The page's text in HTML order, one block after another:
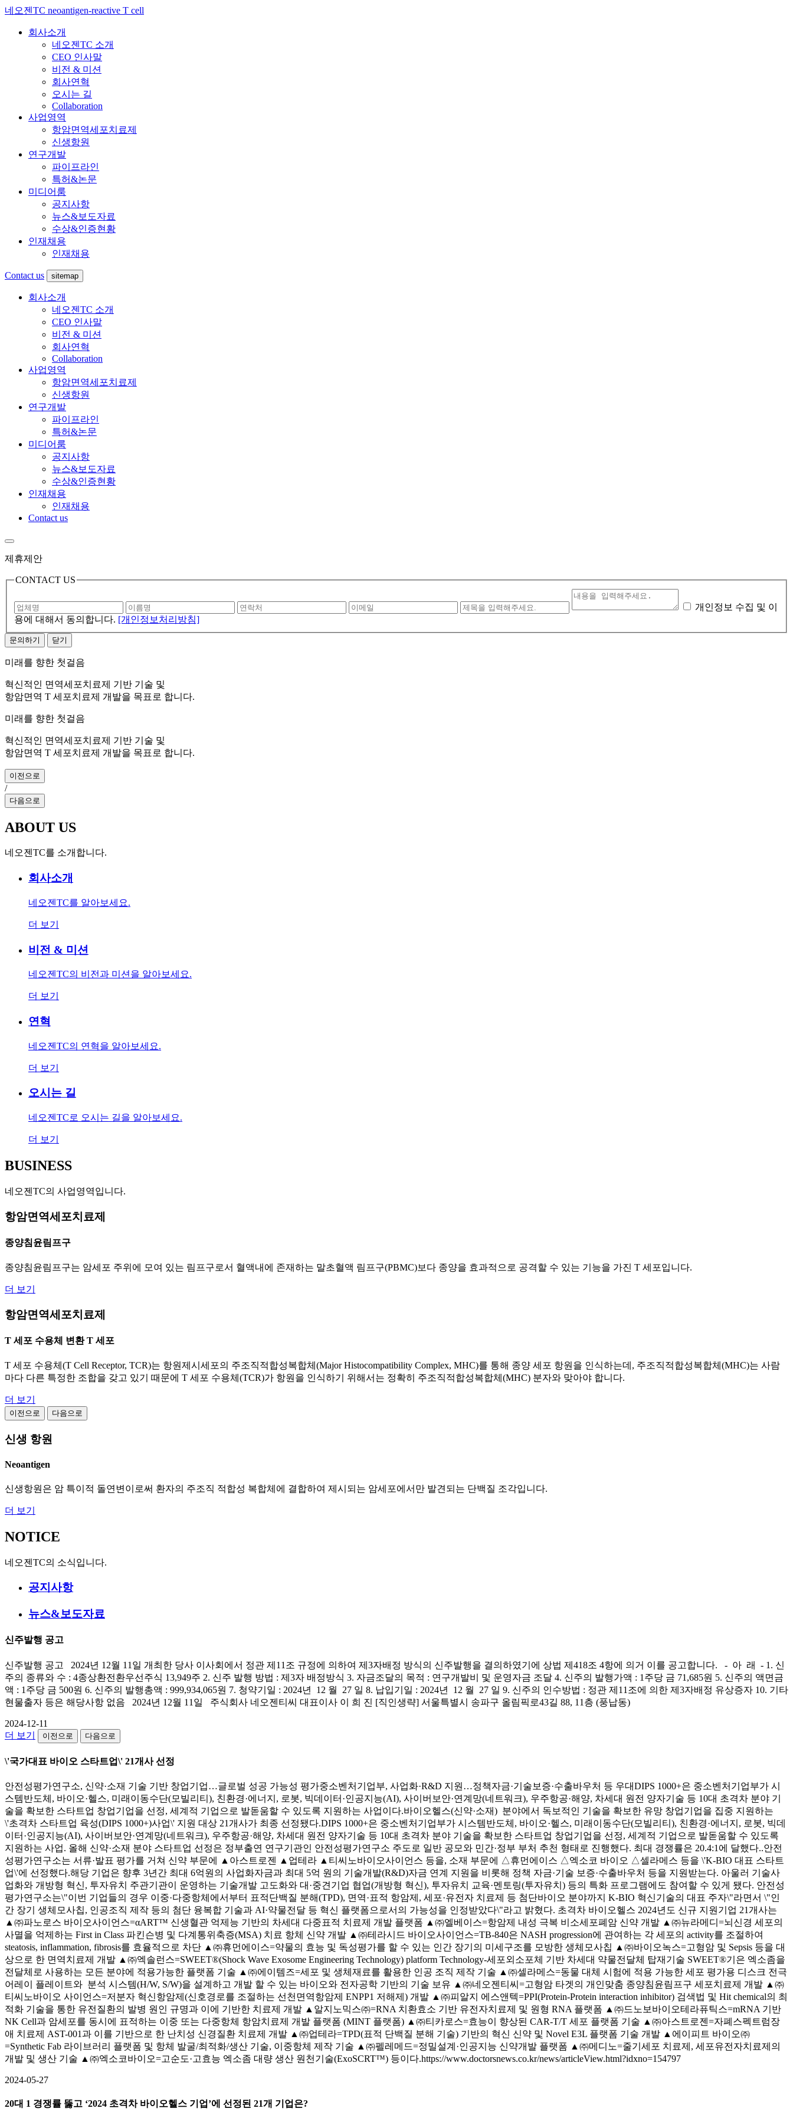
네오젠TC neoantigen-reactive T cell
회사소개
네오젠TC 소개
CEO 인사말
비전 & 미션
회사연혁
오시는 길
Collaboration
사업영역
항암면역세포치료제
신생항원
연구개발
파이프라인
특허&논문
미디어룸
공지사항
뉴스&보도자료
수상&인증현황
인재채용
인재채용
Contact us sitemap
회사소개
네오젠TC 소개
CEO 인사말
비전 & 미션
회사연혁
Collaboration
사업영역
항암면역세포치료제
신생항원
연구개발
파이프라인
특허&논문
미디어룸
공지사항
뉴스&보도자료
수상&인증현황
인재채용
인재채용
Contact us
제휴제안
CONTACT US
개인정보 수집 및 이
용에 대해서 동의합니다. [개인정보처리방침]
문의하기 닫기
미래를 향한 첫걸음
혁신적인 면역세포치료제 기반 기술 및
항암면역 T 세포치료제 개발을 목표로 합니다.
미래를 향한 첫걸음
혁신적인 면역세포치료제 기반 기술 및
항암면역 T 세포치료제 개발을 목표로 합니다.
이전으로
/
다음으로
ABOUT US
네오젠TC를 소개합니다.
회사소개
네오젠TC를 알아보세요.
더 보기
비전 & 미션
네오젠TC의 비전과 미션을 알아보세요.
더 보기
연혁
네오젠TC의 연혁을 알아보세요.
더 보기
오시는 길
네오젠TC로 오시는 길을 알아보세요.
더 보기
BUSINESS
네오젠TC의 사업영역입니다.
항암면역세포치료제
종양침윤림프구
종양침윤림프구는 암세포 주위에 모여 있는 림프구로서 혈액내에 존재하는 말초혈액 림프구(PBMC)보다 종양을 효과적으로 공격할 수 있는 기능을 가진 T 세포입니다.
더 보기
항암면역세포치료제
T 세포 수용체 변환 T 세포
T 세포 수용체(T Cell Receptor, TCR)는 항원제시세포의 주조직적합성복합체(Major Histocompatibility Complex, MHC)를 통해 종양 세포 항원을 인식하는데, 주조직적합성복합체(MHC)는 사람
마다 다른 특정한 조합을 갖고 있기 때문에 T 세포 수용체(TCR)가 항원을 인식하기 위해서는 정확히 주조직적합성복합체(MHC) 분자와 맞아야 합니다.
더 보기
이전으로 다음으로
신생 항원
Neoantigen
신생항원은 암 특이적 돌연변이로써 환자의 주조직 적합성 복합체에 결합하여 제시되는 암세포에서만 발견되는 단백질 조각입니다.
더 보기
NOTICE
네오젠TC의 소식입니다.
공지사항
뉴스&보도자료
신주발행 공고
신주발행 공고 2024년 12월 11일 개최한 당사 이사회에서 정관 제11조 규정에 의하여 제3자배정 방식의 신주발행을 결의하였기에 상법 제418조 4항에 의거 이를 공고합니다. - 아 래 - 1. 신
주의 종류와 수 : 4종상환전환우선주식 13,949주 2. 신주 발행 방법 : 제3자 배정방식 3. 자금조달의 목적 : 연구개발비 및 운영자금 조달 4. 신주의 발행가액 : 1주당 금 71,685원 5. 신주의 액면금
액 : 1주당 금 500원 6. 신주의 발행총액 : 999,934,065원 7. 청약기일 : 2024년 12 월 27 일 8. 납입기일 : 2024년 12 월 27 일 9. 신주의 인수방법 : 정관 제11조에 의한 제3자배정 유상증자 10. 기타
현물출자 등은 해당사항 없음 2024년 12월 11일 주식회사 네오젠티씨 대표이사 이 희 진 [직인생략] 서울특별시 송파구 올림픽로43길 88, 11층 (풍납동)
2024-12-11
더 보기
이전으로 다음으로
\'국가대표 바이오 스타트업\' 21개사 선정
안전성평가연구소, 신약·소재 기술 기반 창업기업…글로벌 성공 가능성 평가중소벤처기업부, 사업화·R&D 지원…정책자금·기술보증·수출바우처 등 우대DIPS 1000+은 중소벤처기업부가 시
스템반도체, 바이오·헬스, 미래이동수단(모빌리티), 친환경·에너지, 로봇, 빅데이터·인공지능(AI), 사이버보안·연계망(네트워크), 우주항공·해양, 차세대 원전 양자기술 등 10대 초격차 분야 기
술을 확보한 스타트업 창업기업을 선정, 세계적 기업으로 발돋움할 수 있도록 지원하는 사업이다.바이오헬스(신약·소재) 분야에서 독보적인 기술을 확보한 유망 창업기업을 집중 지원하는
\'초격차 스타트업 육성(DIPS 1000+)사업\' 지원 대상 21개사가 최종 선정됐다.DIPS 1000+은 중소벤처기업부가 시스템반도체, 바이오·헬스, 미래이동수단(모빌리티), 친환경·에너지, 로봇, 빅데
이터·인공지능(AI), 사이버보안·연계망(네트워크), 우주항공·해양, 차세대 원전 양자기술 등 10대 초격차 분야 기술을 확보한 스타트업 창업기업을 선정, 세계적 기업으로 발돋움할 수 있도록
지원하는 사업. 올해 신약·소재 분야 스타트업 선정은 정부출연 연구기관인 안전성평가연구소 주도로 일반 공모와 민간·정부 부처 추천 형태로 진행했다. 최대 경쟁률은 20.4:1에 달했다..안전
성평가연구소는 서류·발표 평가를 거쳐 신약 부문에 ▲아스트로젠 ▲업테라 ▲티씨노바이오사이언스 등을, 소재 부문에 △휴먼에이스 △엑소코 바이오 △셀라메스 등을 \'K-BIO 대표 스타트
업\'에 선정했다.해당 기업은 향후 3년간 최대 6억원의 사업화자금과 최대 5억 원의 기술개발(R&D)자금 연계 지원을 비롯해 정책 자금·기술 보증·수출바우처 등을 지원받는다. 아울러 기술사
업화와 개방형 혁신, 투자유치 주관기관이 운영하는 기술개발 고도화와 대·중견기업 협업(개방형 혁신), 투자유치 교육·멘토링(투자유치) 등의 특화 프로그램에도 참여할 수 있게 됐다. 안전성
평가연구소는\"이번 기업들의 경우 이중·다중항체에서부터 표적단백질 분해(TPD), 면역·표적 항암제, 세포·유전자 치료제 등 첨단바이오 분야까지 K-BIO 혁신기술의 대표 주자\"라면서 \"인
간 장기 생체모사칩, 인공조직 제작 등의 첨단 융복합 기술과 AI·약물전달 등 혁신 플랫폼으로서의 가능성을 인정받았다\"라고 밝혔다. 초격차 바이오헬스 2024년도 신규 지원기업 21개사는
▲㈜파노로스 바이오사이언스=αART™ 신생혈관 억제능 기반의 차세대 다중표적 치료제 개발 플랫폼 ▲㈜엘베이스=항암제 내성 극복 비소세포폐암 신약 개발 ▲㈜뉴라메디=뇌신경 세포의
사멸을 억제하는 First in Class 파킨슨병 및 다계통위축증(MSA) 치료 항체 신약 개발 ▲㈜테라시드 바이오사이언스=TB-840은 NASH progression에 관여하는 각 세포의 activity를 조절하여
steatosis, inflammation, fibrosis를 효율적으로 차단 ▲㈜휴먼에이스=약물의 효능 및 독성평가를 할 수 있는 인간 장기의 미세구조를 모방한 생체모사칩 ▲㈜바이오녹스=고형암 및 Sepsis 등을 대
상으로 한 면역치료제 개발 ▲㈜엑솔런스=SWEET®(Shock Wave Exosome Engineering Technology) platform Technology-세포외소포체 기반 차세대 약물전달체 탑재기술 SWEET®기은 엑소좀을
전달체로 사용하는 모든 분야에 적용가능한 플랫폼 기술 ▲㈜에이템즈=세포 및 생체재료를 활용한 인공 조직 제작 기술 ▲㈜셀라메스=동물 대체 시험에 적용 가능한 세포 평가용 디스크 전극
어레이 플레이트와 분석 시스템(H/W, S/W)을 설계하고 개발 할 수 있는 바이오와 전자공학 기반의 기술 보유 ▲㈜네오젠티씨=고형암 타겟의 개인맞춤 종양침윤림프구 세포치료제 개발 ▲㈜
티씨노바이오 사이언스=저분자 혁신항암제(신호경로를 조절하는 선천면역항암제 ENPP1 저해제) 개발 ▲㈜피알지 에스앤텍=PPI(Protein-Protein interaction inhibitor) 검색법 및 Hit chemical의 최
적화 기술을 통한 유전질환의 발병 원인 규명과 이에 기반한 치료제 개발 ▲알지노믹스㈜=RNA 치환효소 기반 유전자치료제 및 원형 RNA 플랫폼 ▲㈜드노보바이오테라퓨틱스=mRNA 기반
NK Cell과 암세포를 동시에 표적하는 이중 또는 다중항체 항암치료제 개발 플랫폼 (MINT 플랫폼) ▲㈜티카로스=효능이 향상된 CAR-T/T 세포 플랫폼 기술 ▲㈜아스트로젠=자폐스펙트럼장
애 치료제 AST-001과 이를 기반으로 한 난치성 신경질환 치료제 개발 ▲㈜업테라=TPD(표적 단백질 분해 기술) 기반의 혁신 신약 및 Novel E3L 플랫폼 기술 개발 ▲에이피트 바이오㈜
=Synthetic Fab 라이브러리 플랫폼 및 항체 발굴/최적화/생산 기술, 이중항체 제작 기술 ▲㈜펠레메드=정밀설계·인공지능 신약개발 플랫폼 ▲㈜메디노=줄기세포 치료제, 세포유전자치료제의
개발 및 생산 기술 ▲㈜엑소코바이오=고순도·고효능 엑소좀 대량 생산 원천기술(ExoSCRT™) 등이다.https://www.doctorsnews.co.kr/news/articleView.html?idxno=154797
2024-05-27
20대 1 경쟁률 뚫고 ‘2024 초격차 바이오헬스 기업’에 선정된 21개 기업은?